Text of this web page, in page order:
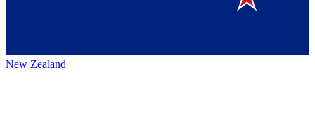
New Zealand